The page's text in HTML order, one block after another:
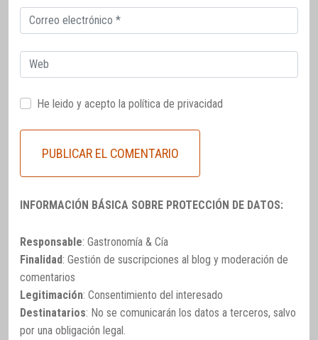
Correo
electrónico
Web
He leido y acepto la política de privacidad
INFORMACIÓN BÁSICA SOBRE PROTECCIÓN DE DATOS:
Responsable: Gastronomía & Cía
Finalidad: Gestión de suscripciones al blog y moderación de
comentarios
Legitimación: Consentimiento del interesado
Destinatarios: No se comunicarán los datos a terceros, salvo
por una obligación legal.